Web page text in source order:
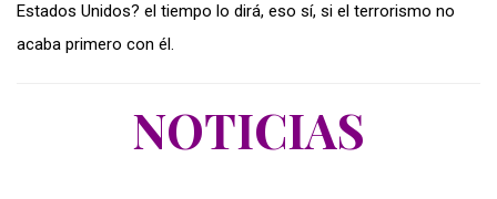
Estados Unidos? el tiempo lo dirá, eso sí, si el terrorismo no
acaba primero con él.
NOTICIAS